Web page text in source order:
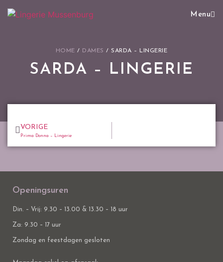
Menu
HOME / DAMES /SARDA – LINGERIE
SARDA – LINGERIE
VORIGE
Prima Donna – Lingerie
Openingsuren
Din. – Vrij: 9.30 – 13.00 & 13.30 – 18 uur
Za: 9.30 – 17 uur
Zondag en feestdagen gesloten